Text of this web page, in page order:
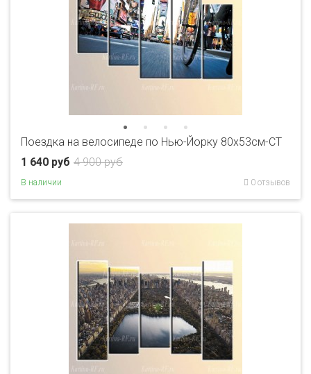
Поездка на велосипеде по Нью-Йорку 80x53см-CT
4 900 руб
1 640 руб
В наличии 0 отзывов